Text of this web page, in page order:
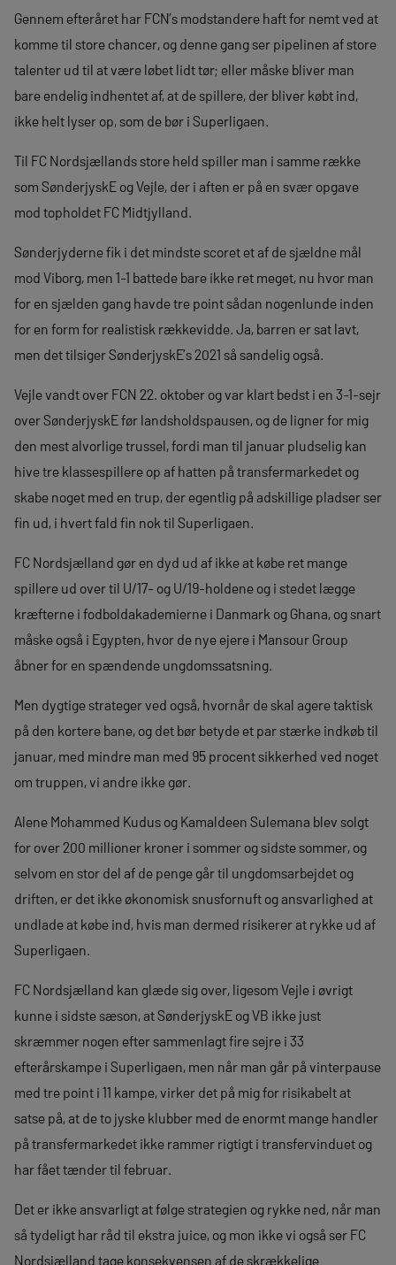
Gennem efteråret har FCN’s modstandere haft for nemt ved at
komme til store chancer, og denne gang ser pipelinen af store
talenter ud til at være løbet lidt tør; eller måske bliver man
bare endelig indhentet af, at de spillere, der bliver købt ind,
ikke helt lyser op, som de bør i Superligaen.
Til FC Nordsjællands store held spiller man i samme række
som SønderjyskE og Vejle, der i aften er på en svær opgave
mod topholdet FC Midtjylland.
Sønderjyderne fik i det mindste scoret et af de sjældne mål
mod Viborg, men 1-1 battede bare ikke ret meget, nu hvor man
for en sjælden gang havde tre point sådan nogenlunde inden
for en form for realistisk rækkevidde. Ja, barren er sat lavt,
men det tilsiger SønderjyskE’s 2021 så sandelig også.
Vejle vandt over FCN 22. oktober og var klart bedst i en 3-1-sejr
over SønderjyskE før landsholdspausen, og de ligner for mig
den mest alvorlige trussel, fordi man til januar pludselig kan
hive tre klassespillere op af hatten på transfermarkedet og
skabe noget med en trup, der egentlig på adskillige pladser ser
fin ud, i hvert fald fin nok til Superligaen.
FC Nordsjælland gør en dyd ud af ikke at købe ret mange
spillere ud over til U/17- og U/19-holdene og i stedet lægge
kræfterne i fodboldakademierne i Danmark og Ghana, og snart
måske også i Egypten, hvor de nye ejere i Mansour Group
åbner for en spændende ungdomssatsning.
Men dygtige strateger ved også, hvornår de skal agere taktisk
på den kortere bane, og det bør betyde et par stærke indkøb til
januar, med mindre man med 95 procent sikkerhed ved noget
om truppen, vi andre ikke gør.
Alene Mohammed Kudus og Kamaldeen Sulemana blev solgt
for over 200 millioner kroner i sommer og sidste sommer, og
selvom en stor del af de penge går til ungdomsarbejdet og
driften, er det ikke økonomisk snusfornuft og ansvarlighed at
undlade at købe ind, hvis man dermed risikerer at rykke ud af
Superligaen.
FC Nordsjælland kan glæde sig over, ligesom Vejle i øvrigt
kunne i sidste sæson, at SønderjyskE og VB ikke just
skræmmer nogen efter sammenlagt fire sejre i 33
efterårskampe i Superligaen, men når man går på vinterpause
med tre point i 11 kampe, virker det på mig for risikabelt at
satse på, at de to jyske klubber med de enormt mange handler
på transfermarkedet ikke rammer rigtigt i transfervinduet og
har fået tænder til februar.
Det er ikke ansvarligt at følge strategien og rykke ned, når man
så tydeligt har råd til ekstra juice, og mon ikke vi også ser FC
Nordsjælland tage konsekvensen af de skrækkelige